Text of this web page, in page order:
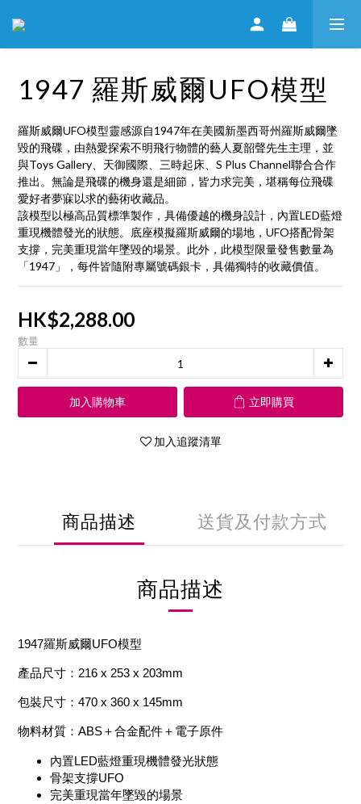
1947 羅斯威爾UFO模型
羅斯威爾UFO模型靈感源自1947年在美國新墨西哥州羅斯威爾墜
毀的飛碟，由熱愛探索不明飛行物體的藝人夏韶聲先生主理，並
與Toys Gallery、天御國際、三時起床、S Plus Channel聯合合作
推出。無論是飛碟的機身還是細節，皆力求完美，堪稱每位飛碟
愛好者夢寐以求的藝術收藏品。
該模型以極高品質標準製作，具備優越的機身設計，內置LED藍燈
重現機體發光的狀態。底座模擬羅斯威爾的場地，UFO搭配骨架
支撐，完美重現當年墜毀的場景。此外，此模型限量發售數量為
「1947」，每件皆隨附專屬號碼銀卡，具備獨特的收藏價值。
HK$2,288.00
數量
加入購物車 立即購買
加入追蹤清單
商品描述 送貨及付款方式
商品描述
1947羅斯威爾UFO模型
產品尺寸：216 x 253 x 203mm
包裝尺寸：470 x 360 x 145mm
物料材質：ABS＋合金配件＋電子原件
內置LED藍燈重現機體發光狀態
骨架支撐UFO
完美重現當年墜毀的場景